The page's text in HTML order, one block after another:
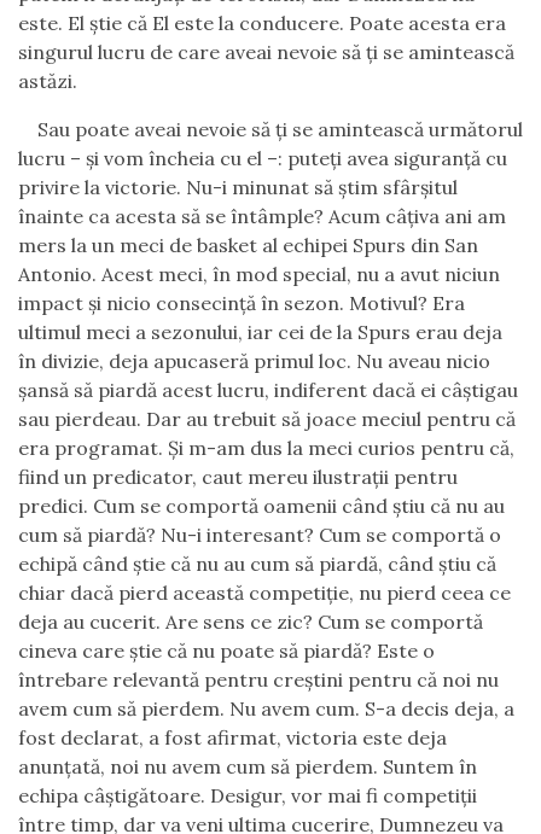
este. El știe că El este la conducere. Poate acesta era
singurul lucru de care aveai nevoie să ți se amintească
astăzi.
Sau poate aveai nevoie să ți se amintească următorul
lucru – și vom încheia cu el –: puteți avea siguranță cu
privire la victorie. Nu-i minunat să știm sfârșitul
înainte ca acesta să se întâmple? Acum câțiva ani am
mers la un meci de basket al echipei Spurs din San
Antonio. Acest meci, în mod special, nu a avut niciun
impact și nicio consecință în sezon. Motivul? Era
ultimul meci a sezonului, iar cei de la Spurs erau deja
în divizie, deja apucaseră primul loc. Nu aveau nicio
șansă să piardă acest lucru, indiferent dacă ei câștigau
sau pierdeau. Dar au trebuit să joace meciul pentru că
era programat. Și m-am dus la meci curios pentru că,
fiind un predicator, caut mereu ilustrații pentru
predici. Cum se comportă oamenii când știu că nu au
cum să piardă? Nu-i interesant? Cum se comportă o
echipă când știe că nu au cum să piardă, când știu că
chiar dacă pierd această competiție, nu pierd ceea ce
deja au cucerit. Are sens ce zic? Cum se comportă
cineva care știe că nu poate să piardă? Este o
întrebare relevantă pentru creștini pentru că noi nu
avem cum să pierdem. Nu avem cum. S-a decis deja, a
fost declarat, a fost afirmat, victoria este deja
anunțată, noi nu avem cum să pierdem. Suntem în
echipa câștigătoare. Desigur, vor mai fi competiții
între timp, dar va veni ultima cucerire, Dumnezeu va